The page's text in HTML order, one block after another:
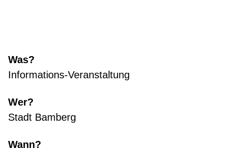
Was?
Informations-Veranstaltung
Wer?
Stadt Bamberg
Wann?